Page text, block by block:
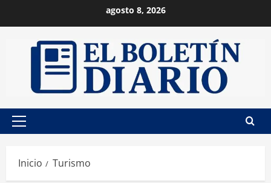
al
contenido
agosto 8, 2026
Menú
Inicio Turismo